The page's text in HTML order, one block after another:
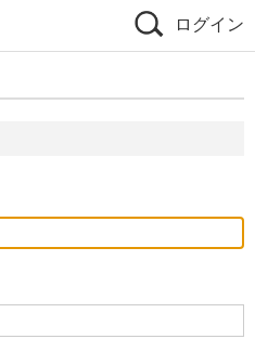
ログイン